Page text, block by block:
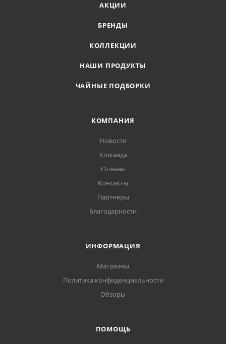
АКЦИИ
БРЕНДЫ
КОЛЛЕКЦИИ
НАШИ ПРОДУКТЫ
ЧАЙНЫЕ ПОДБОРКИ
КОМПАНИЯ
Новости
Команда
Отзывы
Контакты
Партнеры
Благодарности
ИНФОРМАЦИЯ
Магазины
Политика конфиденциальности
Обзоры
ПОМОЩЬ